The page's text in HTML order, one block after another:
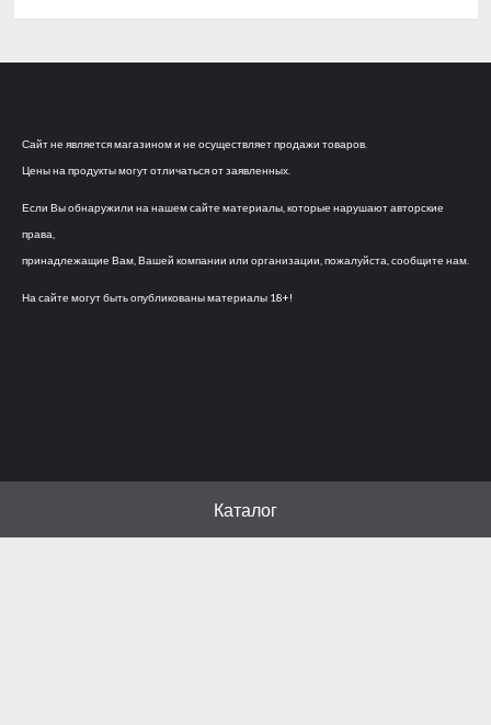
Сайт не является магазином и не осуществляет продажи товаров.
Цены на продукты могут отличаться от заявленных.
Если Вы обнаружили на нашем сайте материалы, которые нарушают авторские
права,
принадлежащие Вам, Вашей компании или организации, пожалуйста, сообщите нам.
На сайте могут быть опубликованы материалы 18+!
Каталог